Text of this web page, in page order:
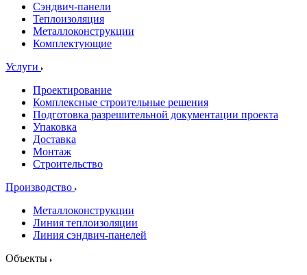
Сэндвич-панели
Теплоизоляция
Металлоконструкции
Комплектующие
Услуги
Проектирование
Комплексные строительные решения
Подготовка разрешительной документации проекта
Упаковка
Доставка
Монтаж
Строительство
Производство
Металлоконструкции
Линия теплоизоляции
Линия сэндвич-панелей
Объекты